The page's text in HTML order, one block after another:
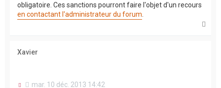
obligatoire. Ces sanctions pourront faire l'objet d'un recours
en contactant l'administrateur du forum
Xavier
M mar. 10 déc. 2013 14:42